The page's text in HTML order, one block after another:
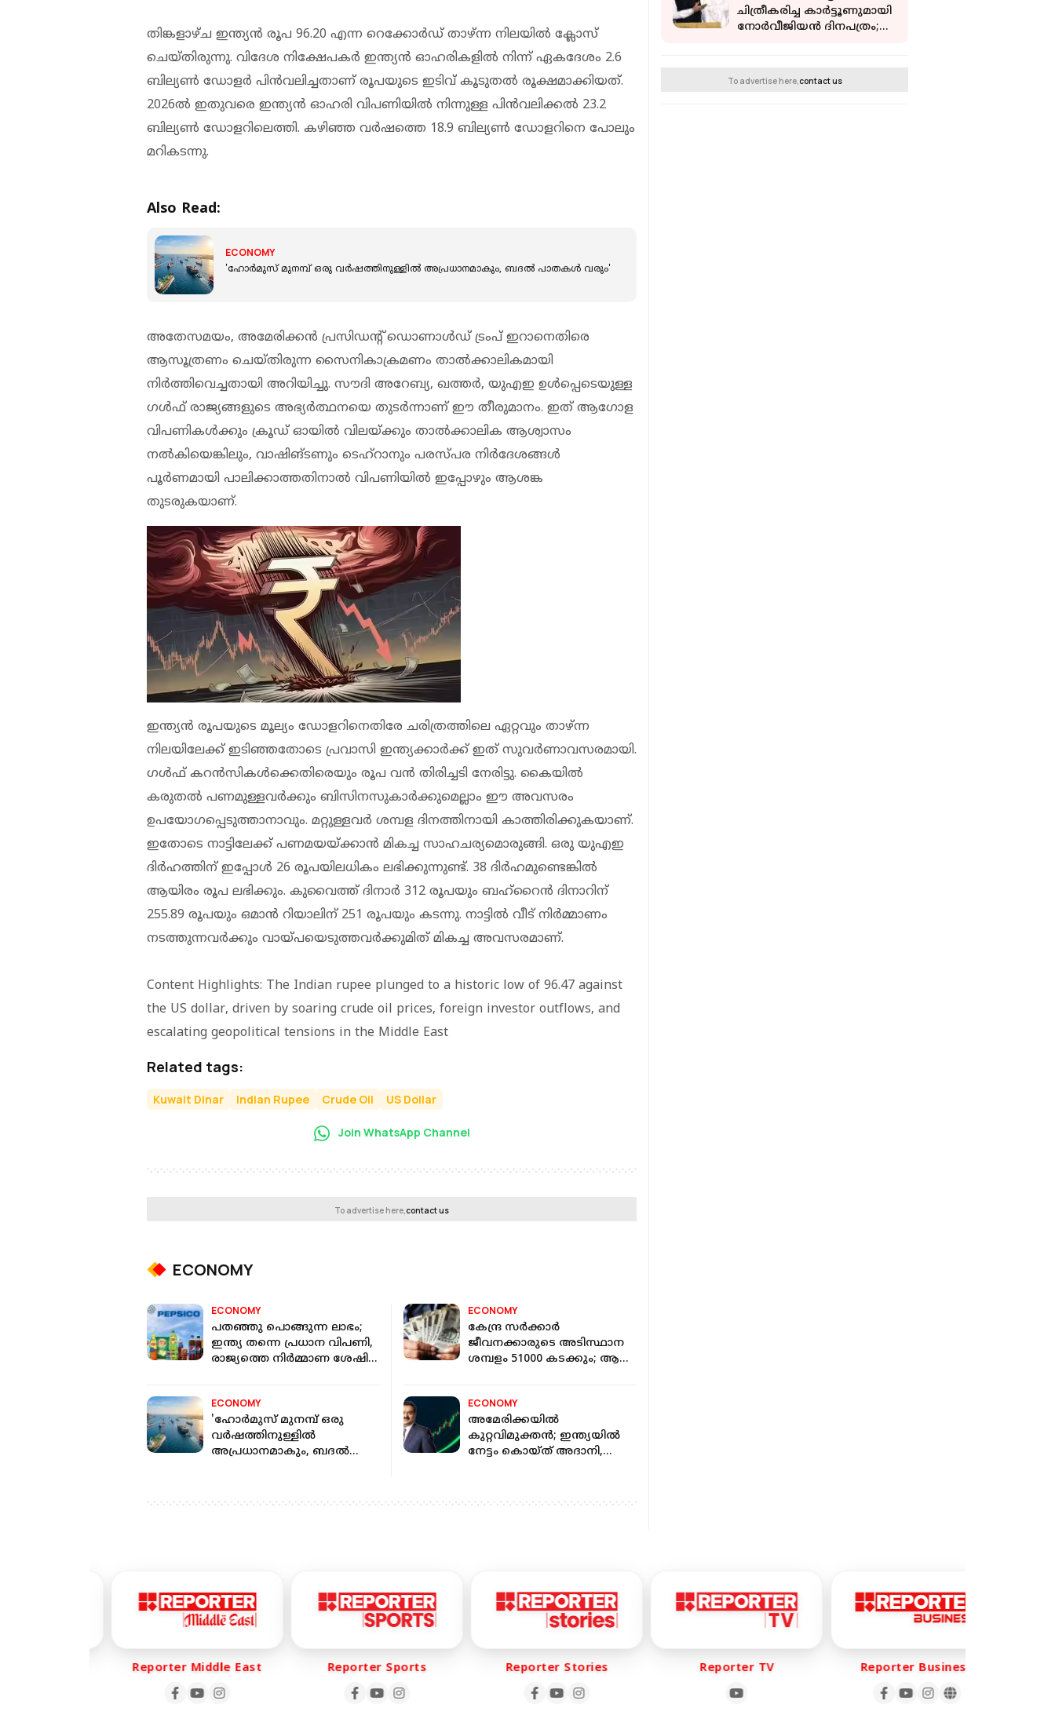
തിങ്കളാഴ്ച ഇന്ത്യന്‍ രൂപ 96.20 എന്ന റെക്കോര്‍ഡ് താഴ്ന്ന നിലയില്‍ ക്ലോസ്
ചെയ്തിരുന്നു. വിദേശ നിക്ഷേപകര്‍ ഇന്ത്യന്‍ ഓഹരികളില്‍ നിന്ന് ഏകദേശം 2.6
ബില്യണ്‍ ഡോളര്‍ പിന്‍വലിച്ചതാണ് രൂപയുടെ ഇടിവ് കൂടുതല്‍ രൂക്ഷമാക്കിയത്.
2026ല്‍ ഇതുവരെ ഇന്ത്യന്‍ ഓഹരി വിപണിയില്‍ നിന്നുള്ള പിന്‍വലിക്കല്‍ 23.2
ബില്യണ്‍ ഡോളറിലെത്തി. കഴിഞ്ഞ വര്‍ഷത്തെ 18.9 ബില്യണ്‍ ഡോളറിനെ പോലും
മറികടന്നു.
Also Read:
ECONOMY
'ഹോര്‍മുസ് മുനമ്പ് ഒരു വര്‍ഷത്തിനുള്ളില്‍ അപ്രധാനമാകും, ബദല്‍ പാതകള്‍ വരും'
അതേസമയം, അമേരിക്കന്‍ പ്രസിഡന്റ് ഡൊണാള്‍ഡ് ട്രംപ് ഇറാനെതിരെ
ആസൂത്രണം ചെയ്തിരുന്ന സൈനികാക്രമണം താല്‍ക്കാലികമായി
നിര്‍ത്തിവെച്ചതായി അറിയിച്ചു. സൗദി അറേബ്യ, ഖത്തര്‍, യുഎഇ ഉള്‍പ്പെടെയുള്ള
ഗള്‍ഫ് രാജ്യങ്ങളുടെ അഭ്യര്‍ത്ഥനയെ തുടര്‍ന്നാണ് ഈ തീരുമാനം. ഇത് ആഗോള
വിപണികള്‍ക്കും ക്രൂഡ് ഓയില്‍ വിലയ്ക്കും താല്‍ക്കാലിക ആശ്വാസം
നല്‍കിയെങ്കിലും, വാഷിങ്ടണും ടെഹ്‌റാനും പരസ്പര നിര്‍ദേശങ്ങള്‍
പൂര്‍ണമായി പാലിക്കാത്തതിനാല്‍ വിപണിയില്‍ ഇപ്പോഴും ആശങ്ക
തുടരുകയാണ്.
ഇന്ത്യന്‍ രൂപയുടെ മൂല്യം ഡോളറിനെതിരേ ചരിത്രത്തിലെ ഏറ്റവും താഴ്ന്ന
നിലയിലേക്ക് ഇടിഞ്ഞതോടെ പ്രവാസി ഇന്ത്യക്കാര്‍ക്ക് ഇത് സുവര്‍ണാവസരമായി.
ഗള്‍ഫ് കറന്‍സികള്‍ക്കെതിരെയും രൂപ വന്‍ തിരിച്ചടി നേരിട്ടു. കൈയില്‍
കരുതല്‍ പണമുള്ളവര്‍ക്കും ബിസിനസുകാര്‍ക്കുമെല്ലാം ഈ അവസരം
ഉപയോഗപ്പെടുത്താനാവും. മറ്റുള്ളവര്‍ ശമ്പള ദിനത്തിനായി കാത്തിരിക്കുകയാണ്.
ഇതോടെ നാട്ടിലേക്ക് പണമയയ്ക്കാന്‍ മികച്ച സാഹചര്യമൊരുങ്ങി. ഒരു യുഎഇ
ദിര്‍ഹത്തിന് ഇപ്പോള്‍ 26 രൂപയിലധികം ലഭിക്കുന്നുണ്ട്. 38 ദിര്‍ഹമുണ്ടെങ്കില്‍
ആയിരം രൂപ ലഭിക്കും. കുവൈത്ത് ദിനാര്‍ 312 രൂപയും ബഹ്റൈന്‍ ദിനാറിന്
255.89 രൂപയും ഒമാന്‍ റിയാലിന് 251 രൂപയും കടന്നു. നാട്ടില്‍ വീട് നിര്‍മ്മാണം
നടത്തുന്നവര്‍ക്കും വായ്പയെടുത്തവര്‍ക്കുമിത് മികച്ച അവസരമാണ്.
Content Highlights: The Indian rupee plunged to a historic low of 96.47 against
the US dollar, driven by soaring crude oil prices, foreign investor outflows, and
escalating geopolitical tensions in the Middle East
Related tags:
Kuwait Dinar Indian Rupee Crude Oil US Dollar
Join WhatsApp Channel
To advertise here,contact us
ECONOMY
ECONOMY
പതഞ്ഞു പൊങ്ങുന്ന ലാഭം;
ഇന്ത്യ തന്നെ പ്രധാന വിപണി,
രാജ്യത്തെ നിര്‍മ്മാണ ശേഷി
ECONOMY
കേന്ദ്ര സർക്കാർ
ജീവനക്കാരുടെ അടിസ്ഥാന
ശമ്പളം 51000 കടക്കും; ആ
ECONOMY
'ഹോര്‍മുസ് മുനമ്പ് ഒരു
വര്‍ഷത്തിനുള്ളില്‍
അപ്രധാനമാകും, ബദല്‍
ECONOMY
അമേരിക്കയില്‍
കുറ്റവിമുക്തന്‍; ഇന്ത്യയില്‍
നേട്ടം കൊയ്ത് അദാനി,
ചിത്രീകരിച്ച കാർട്ടൂണുമായി
നോര്‍വീജിയൻ ദിനപത്രം;
To advertise here, contact us
Reporter Middle East Reporter Sports Reporter Stories Reporter TV Reporter Business